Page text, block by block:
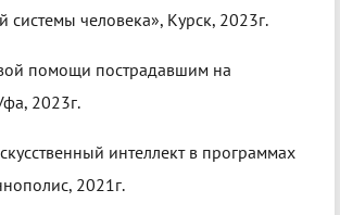
системы человека», Курск, 2023г.
помощи пострадавшим на
2023г.
интеллект в программах
2021г.